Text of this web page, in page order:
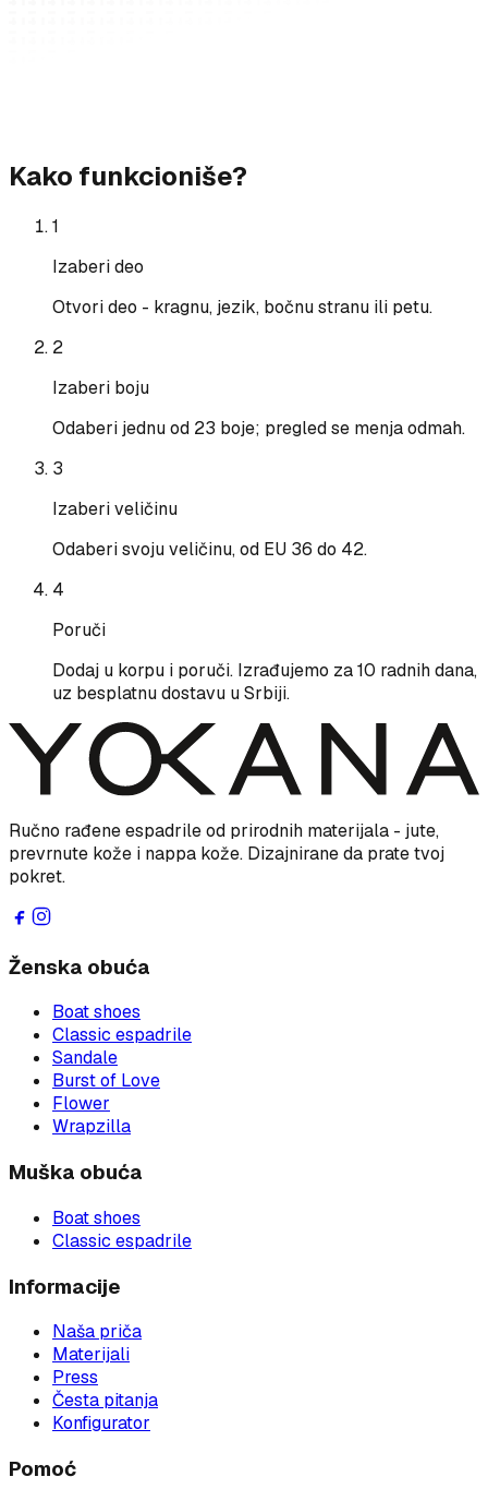
Kako funkcioniše?
1
Izaberi deo
Otvori deo - kragnu, jezik, bočnu stranu ili petu.
2
Izaberi boju
Odaberi jednu od 23 boje; pregled se menja odmah.
3
Izaberi veličinu
Odaberi svoju veličinu, od EU 36 do 42.
4
Poruči
Dodaj u korpu i poruči. Izrađujemo za 10 radnih dana,
uz besplatnu dostavu u Srbiji.
Ručno rađene espadrile od prirodnih materijala - jute,
prevrnute kože i nappa kože. Dizajnirane da prate tvoj
pokret.
Ženska obuća
Boat shoes
Classic espadrile
Sandale
Burst of Love
Flower
Wrapzilla
Muška obuća
Boat shoes
Classic espadrile
Informacije
Naša priča
Materijali
Press
Česta pitanja
Konfigurator
Pomoć